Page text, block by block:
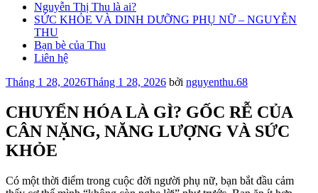
Nguyễn Thị Thu là ai?
SỨC KHỎE VÀ DINH DƯỠNG PHỤ NỮ – NGUYỄN
THU
Bạn bè của Thu
Liên hệ
Đăng
Tháng 1 28, 2026Tháng 1 28, 2026 bởi nguyenthu.68
CHUYỂN HÓA LÀ GÌ? GỐC RỄ CỦA
CÂN NẶNG, NĂNG LƯỢNG VÀ SỨC
KHỎE
Có một thời điểm trong cuộc đời người phụ nữ, bạn bắt đầu cảm